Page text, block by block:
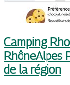
Camping
RhôneAlpes
de la région